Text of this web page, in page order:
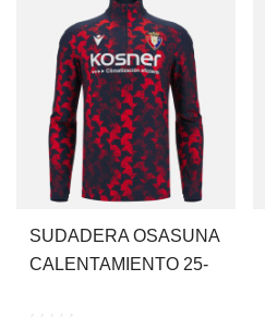
SUDADERA OSASUNA
CALENTAMIENTO 25-